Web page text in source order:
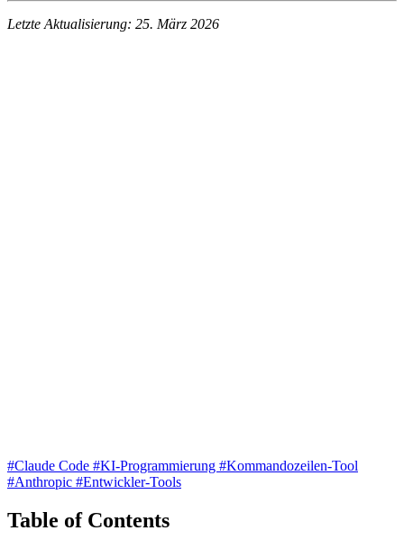
Letzte Aktualisierung: 25. März 2026
#Claude Code #KI-Programmierung #Kommandozeilen-Tool
#Anthropic #Entwickler-Tools
Table of Contents